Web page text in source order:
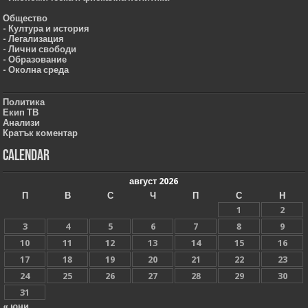
Общество
- Култура и история
- Легализация
- Лични свободи
- Образование
- Околна среда
Политика
Екип ТВ
Анализи
Кратък коментар
Calendar
август 2026
П
В С Ч П С
Н
1
2
3
4 5 6 7 8
9
10
11 12 13 14 15
16
17
18 19 20 21 22
23
24
25 26 27 28 29
30
31